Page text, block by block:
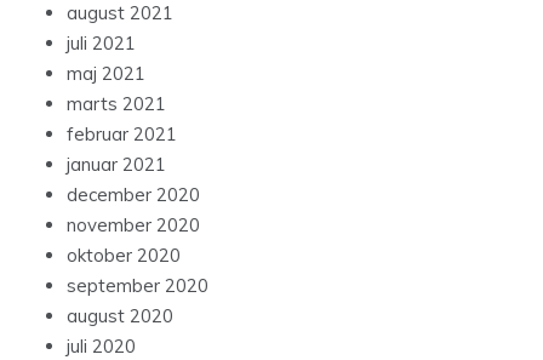
august 2021
juli 2021
maj 2021
marts 2021
februar 2021
januar 2021
december 2020
november 2020
oktober 2020
september 2020
august 2020
juli 2020